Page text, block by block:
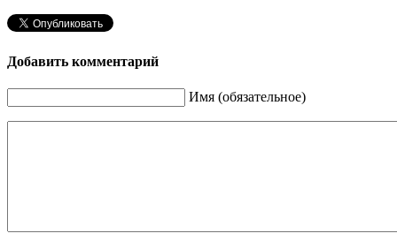
Добавить комментарий
Имя (обязательное)